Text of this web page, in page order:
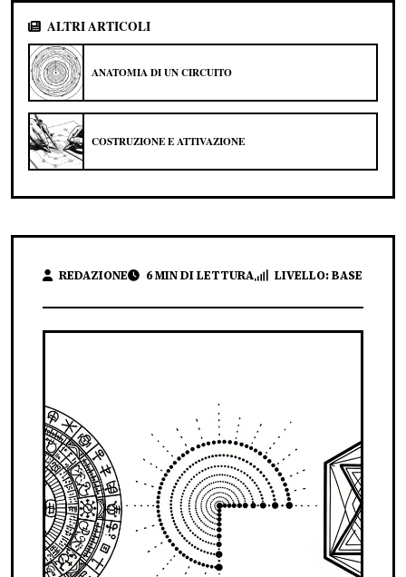
ALTRI ARTICOLI
ANATOMIA DI UN CIRCUITO
COSTRUZIONE E ATTIVAZIONE
REDAZIONE 6 MIN DI LETTURA LIVELLO: BASE